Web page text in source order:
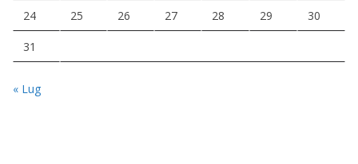
24 25 26 27 28 29 30
31
« Lug